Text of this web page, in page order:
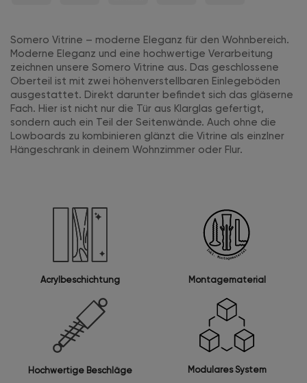
Somero Vitrine – moderne Eleganz für den Wohnbereich.
Moderne Eleganz und eine hochwertige Verarbeitung
zeichnen unsere Somero Vitrine aus. Das geschlossene
Oberteil ist mit zwei höhenverstellbaren Einlegeböden
ausgestattet. Direkt darunter befindet sich das gläserne
Fach. Hier ist nicht nur die Tür aus Klarglas gefertigt,
sondern auch ein Teil der Seitenwände. Auch ohne die
Lowboards zu kombinieren glänzt die Vitrine als einzlner
Hängeschrank in deinem Wohnzimmer oder Flur.
Acrylbeschichtung Montagematerial
Hochwertige Beschläge Modulares System